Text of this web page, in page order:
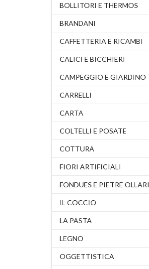
BOLLITORI E THERMOS
BRANDANI
CAFFETTERIA E RICAMBI
CALICI E BICCHIERI
CAMPEGGIO E GIARDINO
CARRELLI
CARTA
COLTELLI E POSATE
COTTURA
FIORI ARTIFICIALI
FONDUES E PIETRE OLLARI
IL COCCIO
LA PASTA
LEGNO
OGGETTISTICA